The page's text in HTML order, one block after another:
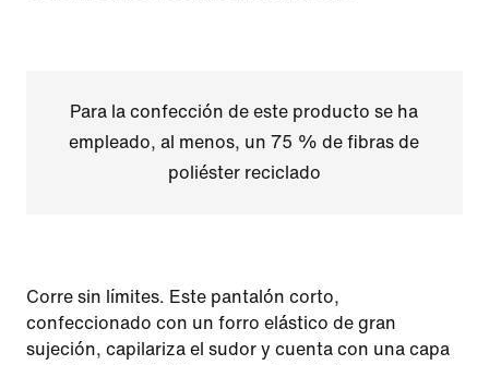
Para la confección de este producto se ha
empleado, al menos, un 75 % de fibras de
poliéster reciclado
Corre sin límites. Este pantalón corto,
confeccionado con un forro elástico de gran
sujeción, capilariza el sudor y cuenta con una capa